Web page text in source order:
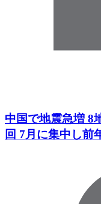
中国で地震急増 8
回 7月に集中し前